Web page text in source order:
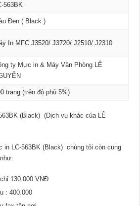
563BK
Đen ( Black )
In MFC J3520/ J3720/ J2510/ J2310
ty Mực in & Máy Văn Phòng LÊ
trang (trên độ phủ 5%)
(Black) (Dịch vụ khác của LÊ
in LC-563BK (Black) chúng tôi còn cung
130.000 VNĐ
: 400.000